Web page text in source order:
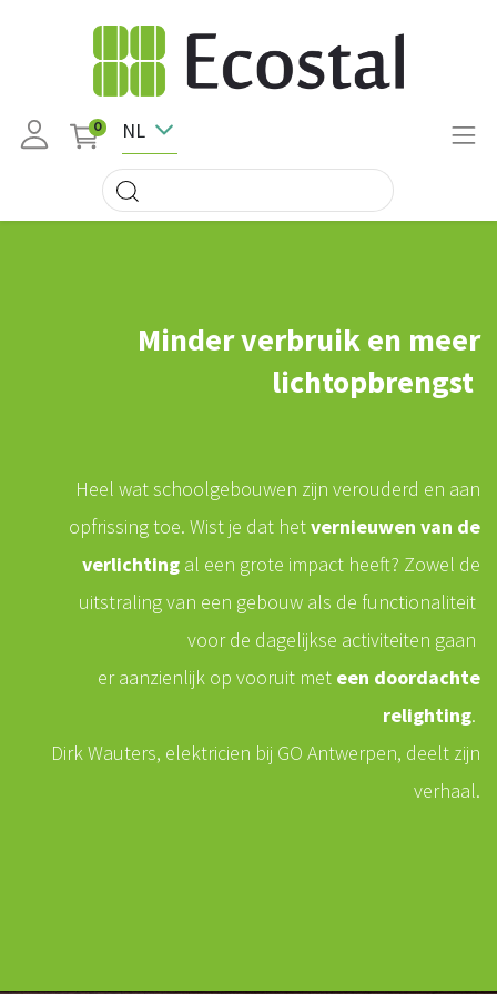
0 NL
Minder verbruik en meer
lichtopbrengst
Heel wat schoolgebouwen zijn verouderd en aan
opfrissing toe. Wist je dat hetvernieuwen van de
verlichting al een grote impact heeft? Zowel de
uitstraling van een gebouw als de functionaliteit
voor de dagelijkse activiteiten gaan
er aanzienlijk op vooruit met een doordachte
relighting.
Dirk Wauters, elektricien bij GO Antwerpen, deelt zijn
verhaal.